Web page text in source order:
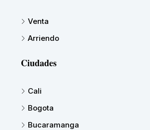
Venta
Arriendo
Ciudades
Cali
Bogota
Bucaramanga